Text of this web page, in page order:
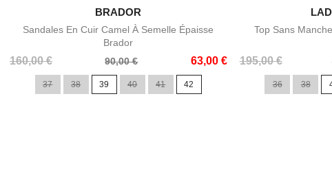
Aperçu rapide
BRADOR
Sandales En Cuir Camel À Semelle Épaisse
Brador
160,00 €
Prix
90,00 € 63,00 €
Prix
37 38 39 40 41 42

Top Sans
195,00 €
Prix
Prix
36 38